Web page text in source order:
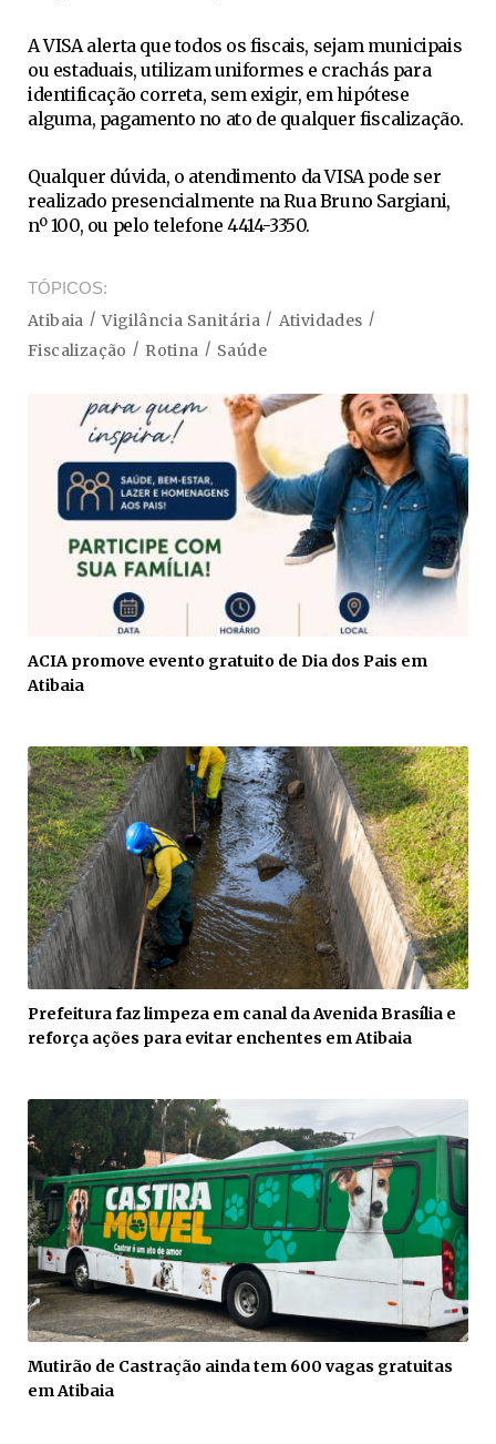
A VISA alerta que todos os fiscais, sejam municipais
ou estaduais, utilizam uniformes e crachás para
identificação correta, sem exigir, em hipótese
alguma, pagamento no ato de qualquer fiscalização.
Qualquer dúvida, o atendimento da VISA pode ser
realizado presencialmente na Rua Bruno Sargiani,
nº 100, ou pelo telefone 4414-3350.
TÓPICOS
Atibaia Vigilância Sanitária
Atividades
Fiscalização
Rotina Saúde
ACIA promove evento gratuito de Dia dos Pais em
Atibaia
Prefeitura faz limpeza em canal da Avenida Brasília e
reforça ações para evitar enchentes em Atibaia
Mutirão de Castração ainda tem 600 vagas gratuitas
em Atibaia